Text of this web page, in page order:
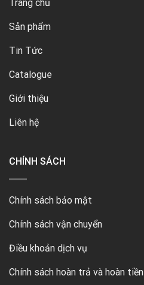
Trang chủ
Sản phẩm
Tin Tức
Catalogue
Giới thiệu
Liên hệ
CHÍNH SÁCH
Chính sách bảo mật
Chính sách vận chuyển
Điều khoản dịch vụ
Chính sách hoàn trả và hoàn tiền